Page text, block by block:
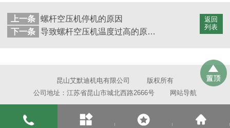
返回
列表
上一条 螺杆空压机停机的原因
下一条
导致螺杆空压机温度过高的原因有哪些
昆山艾默迪机电有限公司
版权所有
公司地址：江苏省昆山市城北西路2666号
网站导航